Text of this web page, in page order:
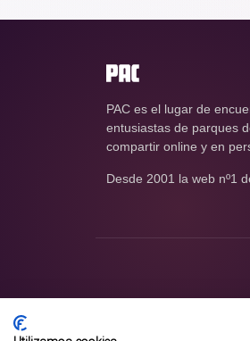
PAC es el lugar de
entusiastas de parques
compartir online y en
Desde 2001 la web nº1